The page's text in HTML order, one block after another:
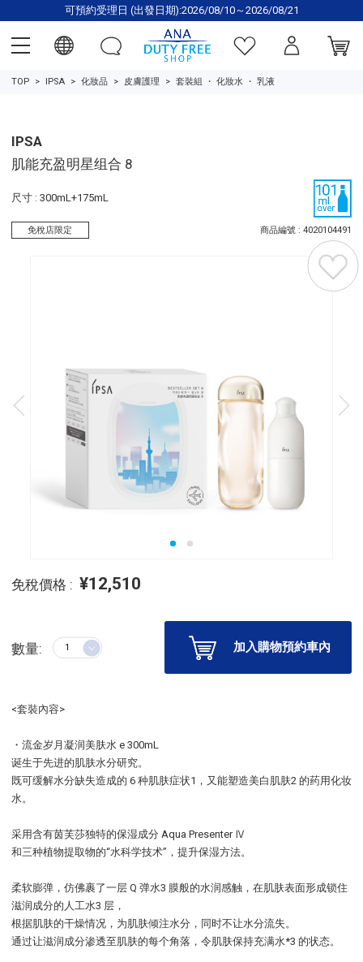
可預約受理日 (出發日期):2026/08/10～2026/08/21
TOP IPSA 化妝品 皮膚護理 套裝組 ・ 化妝水 ・ 乳液
IPSA
肌能充盈明星组合 8
尺寸 : 300mL+175mL
免稅店限定 商品編號 : 4020104491
免稅價格 : ¥12,510
數量: 加入購物預約車內
<套裝內容>
・流金岁月凝润美肤水 e 300mL
诞生于先进的肌肤水分研究。
既可缓解水分缺失造成的 6 种肌肤症状1，又能塑造美白肌肤2 的药用化妆
水。
采用含有茵芙莎独特的保湿成分 Aqua Presenter Ⅳ
和三种植物提取物的“水科学技术”，提升保湿方法。
柔软膨弹，仿佛裹了一层 Q 弹水3 膜般的水润感触，在肌肤表面形成锁住
滋润成分的人工水3 层，
根据肌肤的干燥情况，为肌肤倾注水分，同时不让水分流失。
通过让滋润成分渗透至肌肤的每个角落，令肌肤保持充满水*3 的状态。